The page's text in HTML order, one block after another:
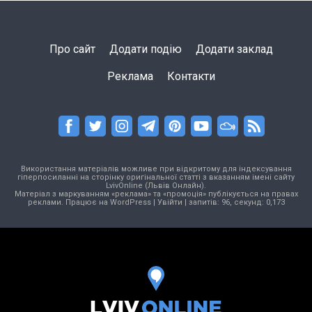
Про сайт Додати подію Додати заклад
Реклама Контакти
Використання матеріалів можливе при відкритому для індексування
гіперпосиланні на сторінку оригінальної статті з вказанням імені сайту
LvivOnline (Львів Онлайн).
Матеріал з маркуванням «реклама» та «промоція» публікується на правах
реклами. Працює на WordPress| Увійти | запитів: 96, секунд: 0,173